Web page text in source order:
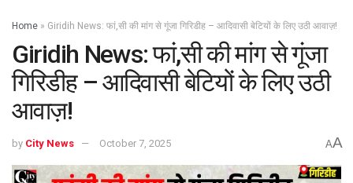
Home » Giridih News: फां,सी की मांग से गूंजा गिरिडीह – आदिवासी बेटियों के लिए उठी आवाज़!
Giridih News: फां,सी की मांग से गूंजा
गिरिडीह – आदिवासी बेटियों के लिए उठी
आवाज़!
by City News October 7, 2025 AA